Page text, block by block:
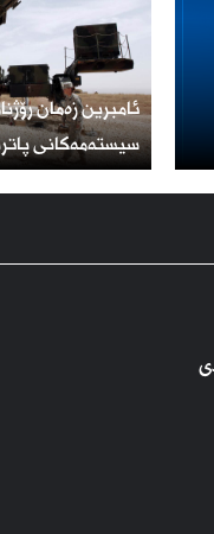
ئامبرین زەمان
سیستەمەکانی